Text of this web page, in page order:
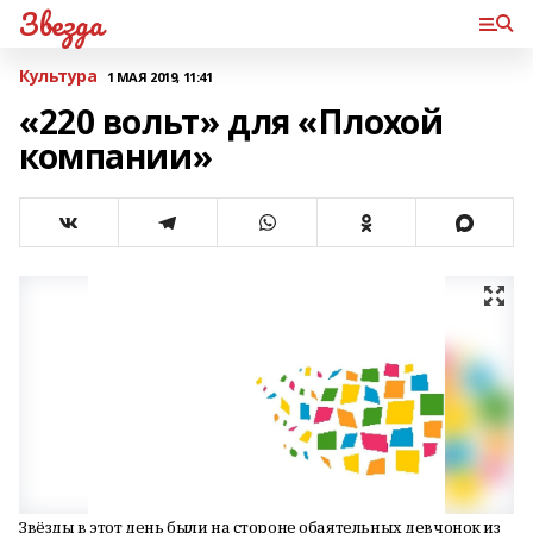
Звезда
Культура 1 МАЯ 2019, 11:41
«220 вольт» для «Плохой
компании»
Звёзды в этот день были на стороне обаятельных девчонок из